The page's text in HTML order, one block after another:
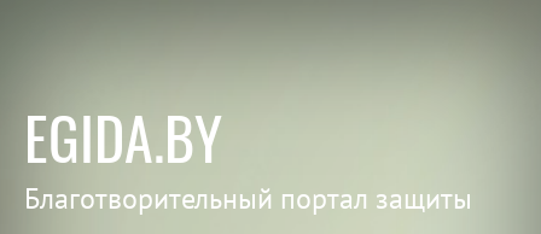
EGIDA.BY
Благотворительный портал защиты